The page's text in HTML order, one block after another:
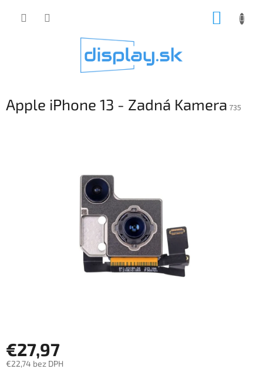
Apple iPhone 13 - Zadná Kamera 735
€27,97
€22,74 bez DPH